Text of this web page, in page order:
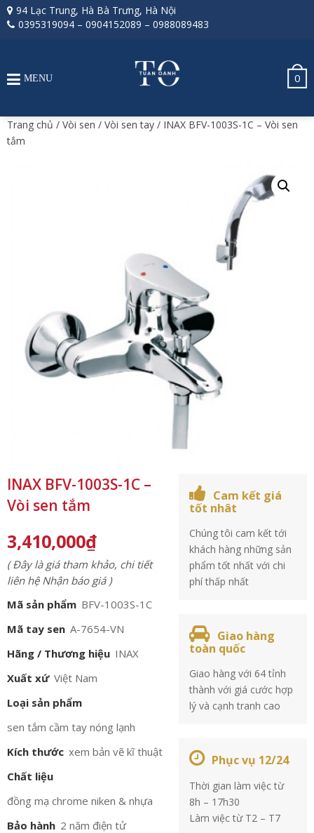
94 Lạc Trung, Hà Bà Trưng, Hà Nội
0395319094 – 0904152089 – 0988089483
0
MENU
Trang chủ / Vòi sen / Vòi sen tay / INAX BFV-1003S-1C – Vòi sen
tắm
INAX BFV-1003S-1C –
Vòi sen tắm
3,410,000₫
( Đây là giá tham khảo, chi tiết
liên hệ Nhận báo giá )
Mã sản phẩm BFV-1003S-1C
Mã tay sen A-7654-VN
Hãng / Thương hiệu INAX
Xuất xứ Việt Nam
Loại sản phẩm
sen tắm cầm tay nóng lạnh
Kích thước xem bản vẽ kĩ thuật
Chất liệu
đồng mạ chrome niken & nhựa
Bảo hành 2 năm điện tử
Cam kết giá
tốt nhât
Chúng tôi cam kết tới
khách hàng những sản
phẩm tốt nhất với chi
phí thấp nhất
Giao hàng
toàn quốc
Giao hàng với 64 tỉnh
thành với giá cước hợp
lý và cạnh tranh cao
Phục vụ 12/24
Thời gian làm việc từ
8h – 17h30
Làm việc từ T2 – T7